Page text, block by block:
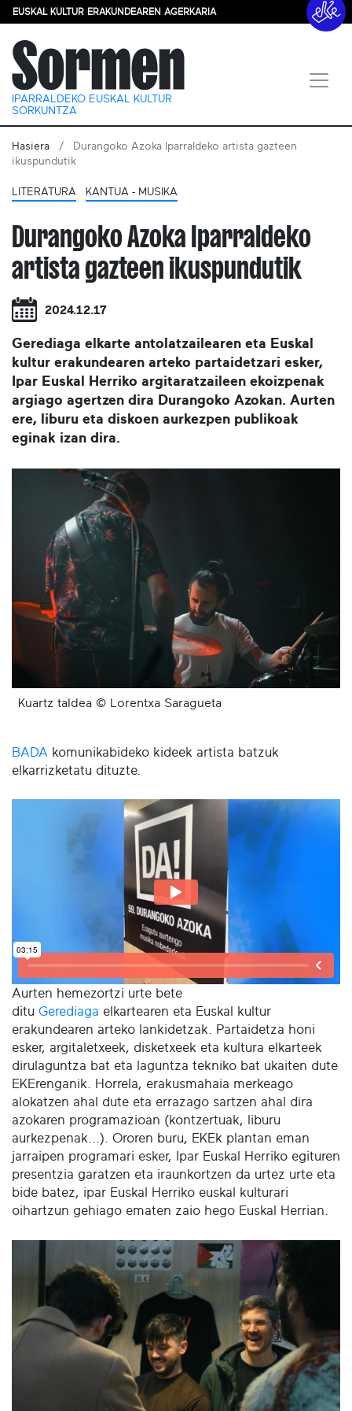
EUSKAL KULTUR ERAKUNDEAREN AGERKARIA
IPARRALDEKO EUSKAL KULTUR
SORKUNTZA
Hasiera
Durangoko Azoka Iparraldeko artista gazteen
ikuspundutik
LITERATURA KANTUA - MUSIKA
Durangoko Azoka Iparraldeko
artista gazteen ikuspundutik
2024.12.17
Gerediaga elkarte antolatzailearen eta Euskal
kultur erakundearen arteko partaidetzari esker,
Ipar Euskal Herriko argitaratzaileen ekoizpenak
argiago agertzen dira Durangoko Azokan. Aurten
ere, liburu eta diskoen aurkezpen publikoak
eginak izan dira.
Kuartz taldea © Lorentxa Saragueta
BADA komunikabideko kideek artista batzuk
elkarrizketatu dituzte.
Aurten hemezortzi urte bete
ditu Gerediaga elkartearen eta Euskal kultur
erakundearen arteko lankidetzak. Partaidetza honi
esker, argitaletxeek, disketxeek eta kultura elkarteek
dirulaguntza bat eta laguntza tekniko bat ukaiten dute
EKErenganik. Horrela, erakusmahaia merkeago
alokatzen ahal dute eta errazago sartzen ahal dira
azokaren programazioan (kontzertuak, liburu
aurkezpenak...). Ororen buru, EKEk plantan eman
jarraipen programari esker, Ipar Euskal Herriko egituren
presentzia garatzen eta iraunkortzen da urtez urte eta
bide batez, ipar Euskal Herriko euskal kulturari
oihartzun gehiago ematen zaio hego Euskal Herrian.